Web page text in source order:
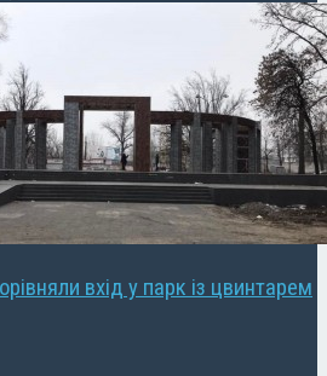
вхід у парк із цвинтарем